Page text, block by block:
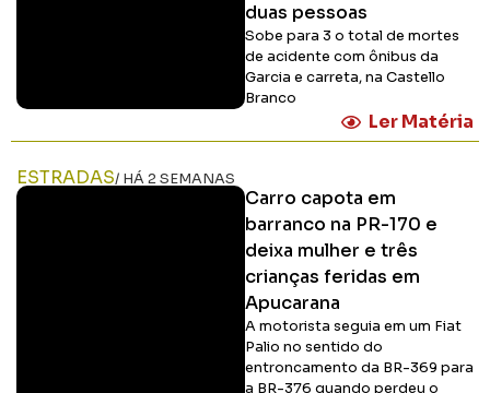
duas pessoas
Sobe para 3 o total de mortes
de acidente com ônibus da
Garcia e carreta, na Castello
Branco
Ler Matéria
ESTRADAS/ HÁ 2 SEMANAS
Carro capota em
barranco na PR-170 e
deixa mulher e três
crianças feridas em
Apucarana
A motorista seguia em um Fiat
Palio no sentido do
entroncamento da BR-369 para
a BR-376 quando perdeu o